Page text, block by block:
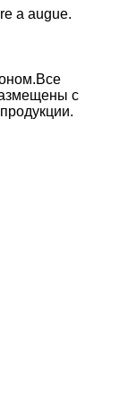
a augue.
с